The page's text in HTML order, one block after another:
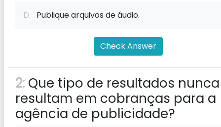
D. Publique arquivos de áudio.
Check Answer
2: Que tipo de resultados nunca
resultam em cobranças para a
agência de publicidade?